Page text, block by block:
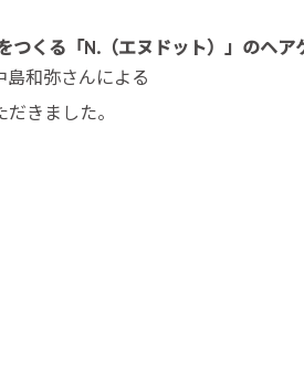
つくる「N.（エヌドット）」のヘア
島和弥さんによる
きました。